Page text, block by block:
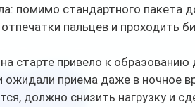
помимо стандартного пакета
пальцев и проходить
старте привело к
ожидали приема даже в ночное
должно снизить нагрузку и